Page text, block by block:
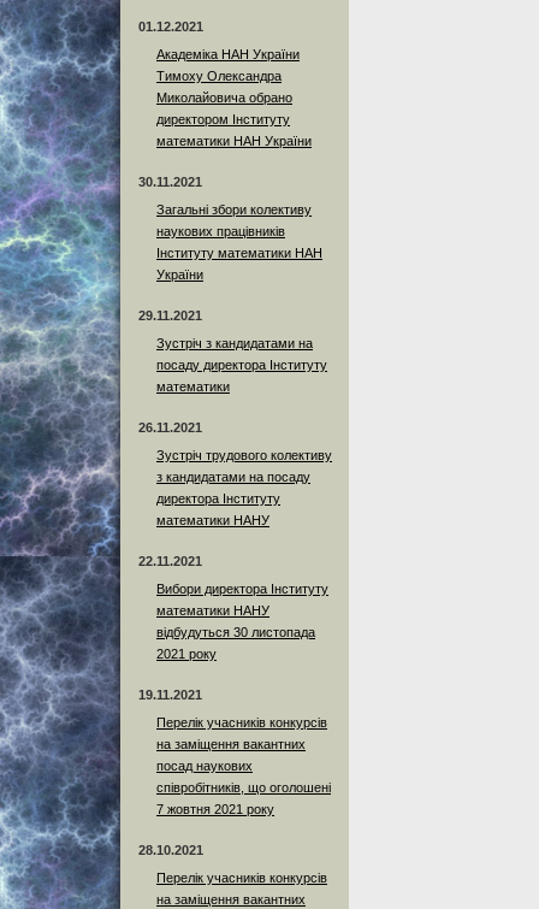
01.12.2021
Академіка НАН України
Тимоху Олександра
Миколайовича обрано
директором Інституту
математики НАН України
30.11.2021
Загальні збори колективу
наукових працівників
Інституту математики НАН
України
29.11.2021
Зустріч з кандидатами на
посаду директора Інституту
математики
26.11.2021
Зустріч трудового колективу
з кандидатами на посаду
директора Інституту
математики НАНУ
22.11.2021
Вибори директора Інституту
математики НАНУ
відбудуться 30 листопада
2021 року
19.11.2021
Перелік учасників конкурсів
на заміщення вакантних
посад наукових
співробітників, що оголошені
7 жовтня 2021 року
28.10.2021
Перелік учасників конкурсів
на заміщення вакантних